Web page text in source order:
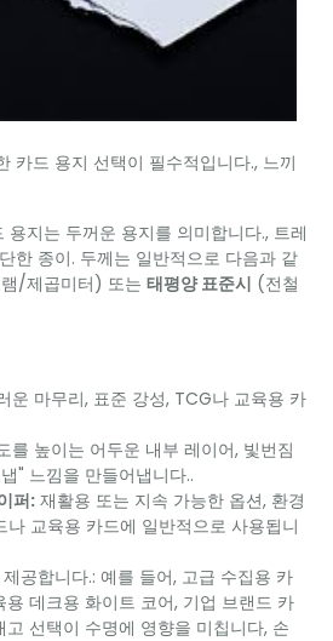
카드 용지 선택이 필수적입니다., 느끼
용지는 두꺼운 용지를 의미합니다., 트레
한 종이. 두께는 일반적으로 다음과 같
/제곱미터) 또는 태평양 표준시 (전철
운 마무리, 표준 강성, TCG나 교육용 카
를 높이는 어두운 내부 레이어, 빛번짐
" 느낌을 만들어냅니다..
퍼: 재활용 또는 지속 가능한 옵션, 환경
나 교육용 카드에 일반적으로 사용됩니
공합니다.: 예를 들어, 고급 수집용 카
데크용 화이트 코어, 기업 브랜드 카
선택이 수명에 영향을 미칩니다, 손